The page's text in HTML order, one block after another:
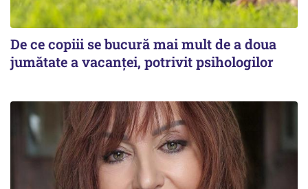
De ce copiii se bucură mai mult de a doua
jumătate a vacanței, potrivit psihologilor